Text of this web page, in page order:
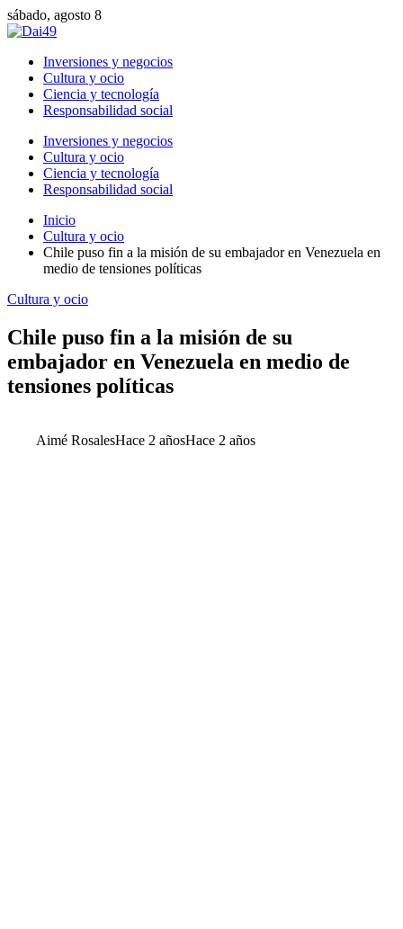
sábado, agosto 8
Inversiones y negocios
Cultura y ocio
Ciencia y tecnología
Responsabilidad social
Inversiones y negocios
Cultura y ocio
Ciencia y tecnología
Responsabilidad social
Inicio
Cultura y ocio
Chile puso fin a la misión de su embajador en Venezuela en
medio de tensiones políticas
Cultura y ocio
Chile puso fin a la misión de su
embajador en Venezuela en medio de
tensiones políticas
Aimé RosalesHace 2 añosHace 2 años